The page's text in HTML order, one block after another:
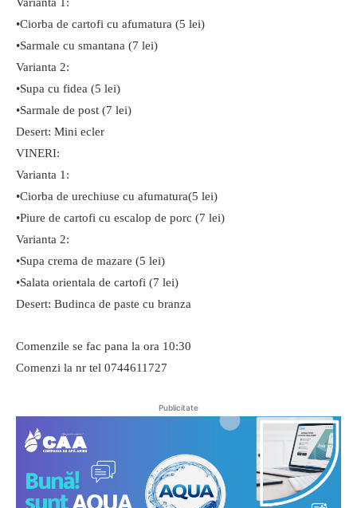
•Ciorba de cartofi cu afumatura (5 lei)
•Sarmale cu smantana (7 lei)
Varianta 2:
•Supa cu fidea (5 lei)
•Sarmale de post (7 lei)
Desert: Mini ecler
VINERI:
Varianta 1:
•Ciorba de urechiuse cu afumatura(5 lei)
•Piure de cartofi cu escalop de porc (7 lei)
Varianta 2:
•Supa crema de mazare (5 lei)
•Salata orientala de cartofi (7 lei)
Desert: Budinca de paste cu branza
Comenzile se fac pana la ora 10:30
Comenzi la nr tel 0744611727
Publicitate